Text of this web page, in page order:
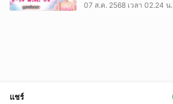
07 ส.ค. 2568 เวลา 02.24 น.
แชร์